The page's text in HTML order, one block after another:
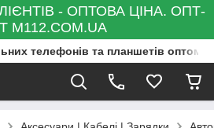
- ОПТОВА ЦІНА. ОПТ-
M112.COM.UA
телефонів та планшетів оптом